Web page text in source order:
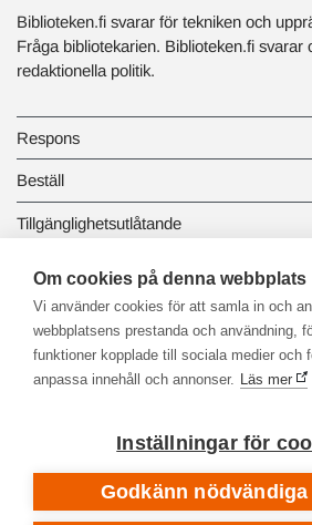
Biblioteken.fi svarar för tekniken och
Fråga bibliotekarien. Biblioteken.fi svarar
redaktionella politik.
Respons
Beställ
Tillgänglighetsutlåtande
Dataskydd och registerbeskrivningar
Länkbiblioteket
Om cookies på denna webbplats
Vi använder cookies för att samla in och
webbplatsens prestanda och användning,
funktioner kopplade till sociala medier och
anpassa innehåll och annonser. Läs mer
Inställningar för
Godkänn